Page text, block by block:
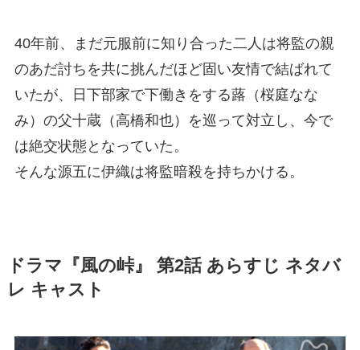
40年前、まだ元服前に知り合った二人は将監の親
のあだ討ちを共に挑んだほど固い友情で結ばれて
いたが、日下部家で下働きをする蕗（桜庭なな
み）の父十蔵（高橋和也）を巡って対立し、今で
は絶交状態となっていた。
そんな源五に伊織は将監暗殺を持ちかける。
ドラマ『風の峠』 第2話 あらすじ ネタバ
レ キャスト